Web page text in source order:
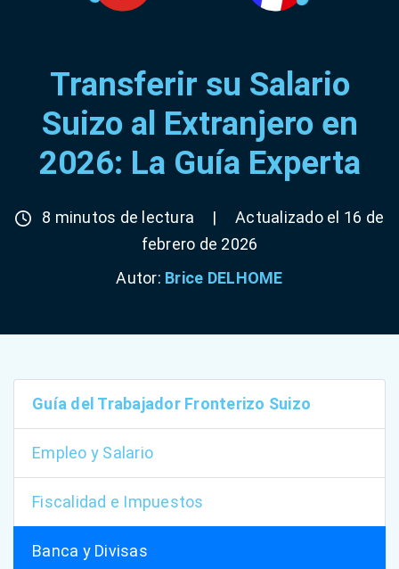
Transferir su Salario
Suizo al Extranjero en
2026: La Guía Experta
8 minutos de lectura |
Actualizado el 16 de
febrero de 2026
Autor: Brice DELHOME
Guía del Trabajador Fronterizo Suizo
Empleo y Salario
Fiscalidad e Impuestos
Banca y Divisas